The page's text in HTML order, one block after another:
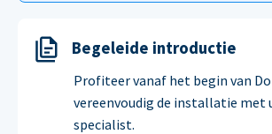
Begeleide introductie
Profiteer vanaf het begin van
vereenvoudig de installatie met
specialist.